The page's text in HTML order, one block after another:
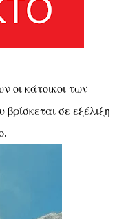
οι κάτοικοι των
σε εξέλιξη